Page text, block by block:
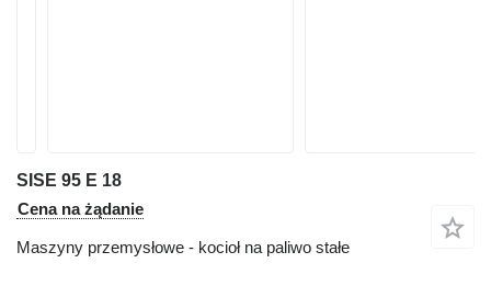
SISE 95 E 18
Cena na żądanie
Maszyny przemysłowe - kocioł na paliwo stałe